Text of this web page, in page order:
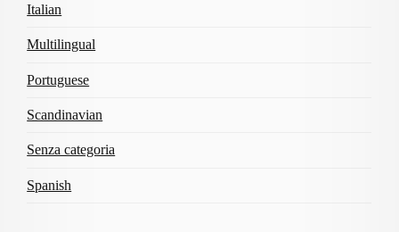
Italian
Multilingual
Portuguese
Scandinavian
Senza categoria
Spanish